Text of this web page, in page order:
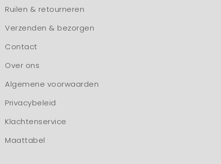
Ruilen & retourneren
Verzenden & bezorgen
Contact
Over ons
Algemene voorwaarden
Privacybeleid
Klachtenservice
Maattabel